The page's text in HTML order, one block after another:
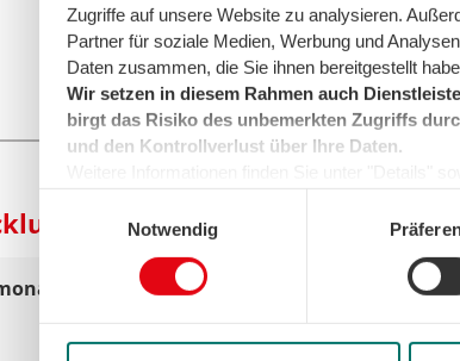
Zugriffe auf unsere Website zu analysieren.
Partner für soziale Medien, Werbung und
Daten zusammen, die Sie ihnen bereitgestellt
Wir setzen in diesem Rahmen auch
birgt das Risiko des unbemerkten Zugriffs
und den Kontrollverlust über Ihre Daten.
der Cookies auf das notwendige Minimum, um
Notwendig
All in-
Bremen
Verbrauchspreis
30,46 Cent/kWh 11,06